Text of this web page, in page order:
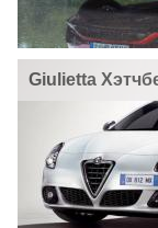
Giulietta